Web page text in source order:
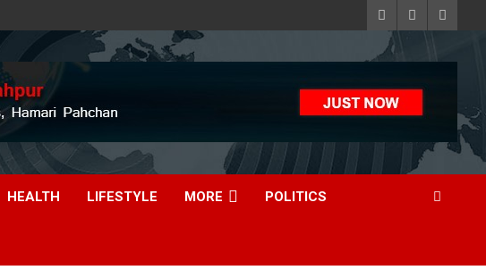
HEALTH LIFESTYLE MORE POLITICS